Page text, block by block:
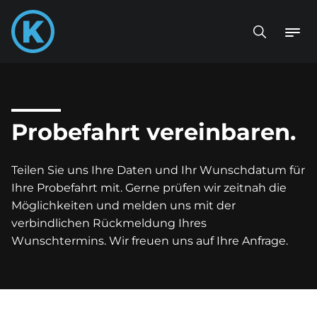
Probefahrt vereinbaren.
Teilen Sie uns Ihre Daten und Ihr Wunschdatum für
Ihre Probefahrt mit. Gerne prüfen wir zeitnah die
Möglichkeiten und melden uns mit der
verbindlichen Rückmeldung Ihres
Wunschtermins. Wir freuen uns auf Ihre Anfrage.